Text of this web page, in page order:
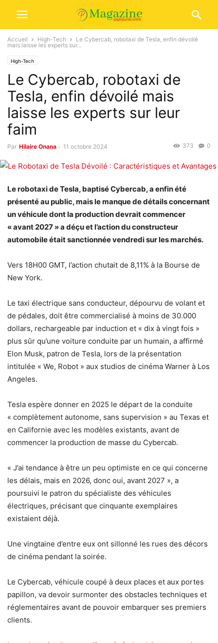
Accueil High-Tech
Le Cybercab, robotaxi de Tesla, enfin dévoilé
mais laisse les experts sur...
High-Tech
Le Cybercab, robotaxi de
Tesla, enfin dévoilé mais
laisse les experts sur leur
faim
Par Hilaire Onana - 11 octobre 2024 0
373
Le robotaxi de Tesla, baptisé Cybercab, a enfin été
présenté au public, mais le manque de détails concernant
un véhicule dont la production devrait commencer
« avant 2027 » a déçu et l’action du constructeur
automobile était sanctionnée vendredi sur les marchés.
Vers 18H00 GMT, l’action chutait de 8,11% à la Bourse de
New York.
Le taxi électrique sans conducteur, dépourvu de volant et
de pédales, doit être commercialisé à moins de 30.000
dollars, rechargeable par induction et « dix à vingt fois »
plus sûr qu’une voiture conduite par un humain, a affirmé
Elon Musk, patron de Tesla, lors de la présentation
intitulée « We, Robot » aux studios de cinéma Warner à Los
Angeles.
Tesla espère donner en 2025 le départ de la conduite
« complètement autonome, sans supervision » au Texas et
en Californie avec les modèles existants, avant de
commencer la production de masse du Cybercab.
« J’ai tendance à être un peu optimiste en ce qui concerne
les délais, mais en 2026, donc oui, avant 2027 », a
poursuivi le patron du spécialiste des véhicules
électriques, précisant que cinquante exemplaires
existaient déjà.
Une vingtaine d’entre eux ont sillonné les rues des décors
de cinéma pendant la soirée.
Le Cybercab, véhicule coupé à deux places et aux portes
papillon, va devoir surmonter des obstacles techniques et
réglementaires avant de pouvoir embarquer ses premiers
clients.